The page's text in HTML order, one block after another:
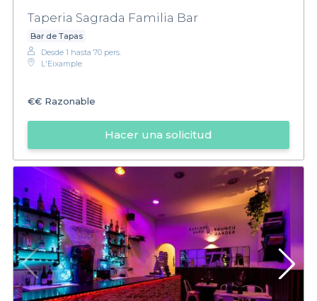
Taperia Sagrada Familia Bar
Bar de Tapas
Desde 1 hasta 70 pers.
L'Eixample
€€ Razonable
Hacer una solicitud